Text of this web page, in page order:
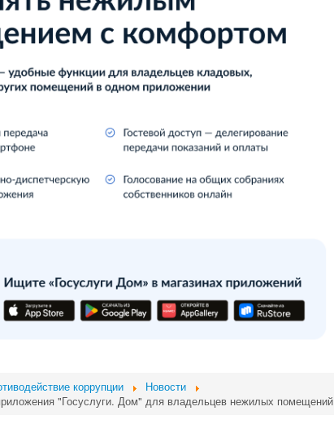
коррупции
Новости
"Госуслуги. Дом" для владельцев нежилых помещений